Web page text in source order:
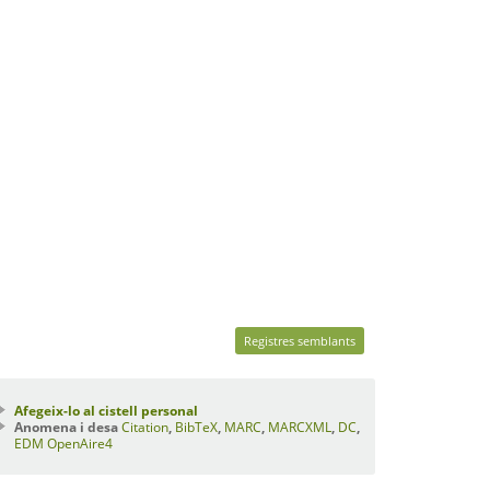
Registres semblants
Afegeix-lo al cistell personal
Anomena i desaCitation BibTeX MARC MARCXML DC
EDM OpenAire4